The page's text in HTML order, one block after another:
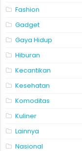
Fashion
Gadget
Gaya Hidup
Hiburan
Kecantikan
Kesehatan
Komoditas
Kuliner
Lainnya
Nasional